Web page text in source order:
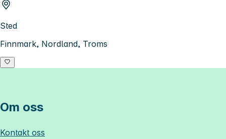
Sted
Finnmark, Nordland, Troms
Om oss
Kontakt oss